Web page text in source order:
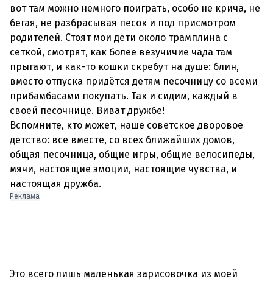
вот там можно немного поиграть, особо не крича, не
бегая, не разбрасывая песок и под присмотром
родителей. Стоят мои дети около трамплина с
сеткой, смотрят, как более везучичие чада там
прыгают, и как-то кошки скребут на душе: блин,
вместо отпуска придётся детям песочницу со всеми
прибамбасами покупать. Так и сидим, каждый в
своей песочнице. Виват дружбе!
Вспомните, кто может, наше советское дворовое
детство: все вместе, со всех ближайших домов,
общая песочница, общие игры, общие велосипеды,
мячи, настоящие эмоции, настоящие чувства, и
настоящая дружба.
Реклама
Это всего лишь маленькая зарисовочка из моей